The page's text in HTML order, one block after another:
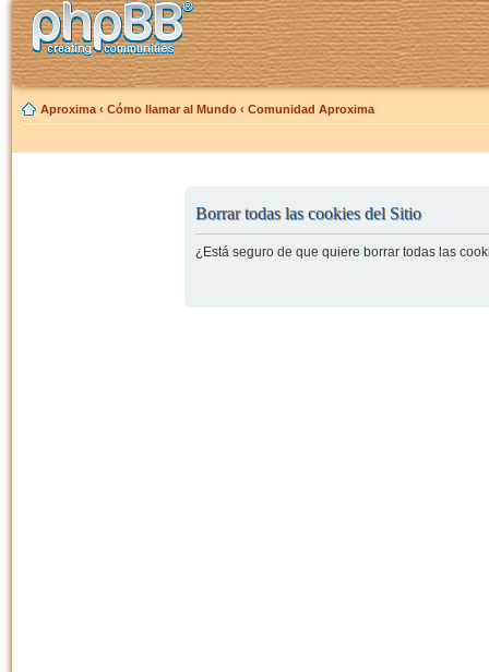
Aproxima ‹ Cómo llamar al Mundo ‹ Comunidad Aproxima
Borrar todas las cookies del Sitio
¿Está seguro de que quiere borrar todas las